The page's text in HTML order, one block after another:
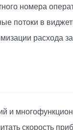
номера
потоки в
расхода
и
скорость